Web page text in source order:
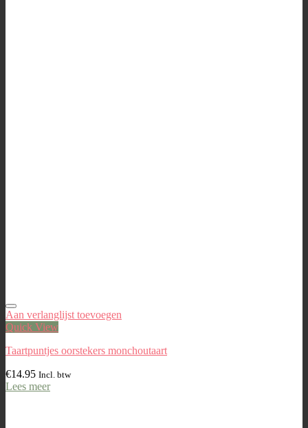
Aan verlanglijst toevoegen
Quick View
Taartpuntjes oorstekers monchoutaart
€14.95 Incl. btw
Lees meer